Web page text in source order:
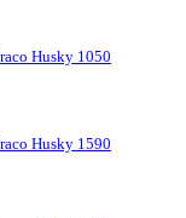
Husky 1050
Husky 1590